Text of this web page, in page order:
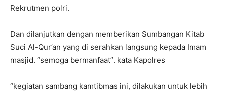
Rekrutmen polri.
Dan dilanjutkan dengan memberikan Sumbangan Kitab
Suci Al-Qur’an yang di serahkan langsung kepada Imam
masjid. “semoga bermanfaat”. kata Kapolres
“kegiatan sambang kamtibmas ini, dilakukan untuk lebih